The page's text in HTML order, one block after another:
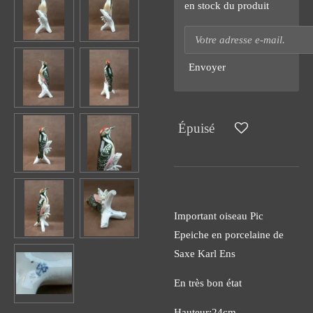
en stock du produit
Envoyer
Épuisé
Important oiseau Pic
Epeiche en porcelaine de
Saxe Karl Ens
En très bon état